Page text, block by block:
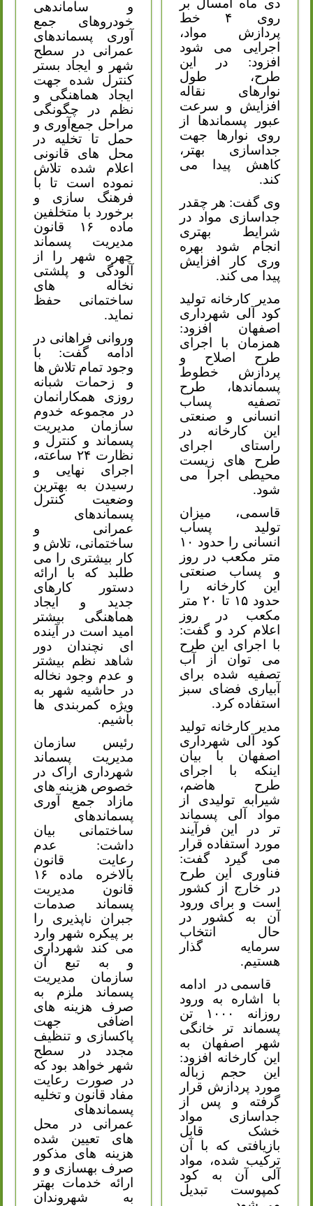
و ساماندهی
خودروهای جمع
آوری پسماندهای
عمرانی در سطح
شهر و ایجاد بستر
کنترل شده جهت
ایجاد هماهنگی و
نظم در چگونگی
مراحل جمع‌آوری و
حمل تا تخلیه در
محل های قانونی
اعلام شده تلاش
نموده است تا با
فرهنگ سازی و
برخورد با متخلفین
ماده ۱۶ قانون
مدیریت پسماند
چهره شهر را از
آلودگی و پلشتی
نخاله های
ساختمانی حفظ
نماید.
وروانی فراهانی در
ادامه گفت: با
وجود تمام تلاش ها
و زحمات شبانه
روزی همکارانمان
در مجموعه خدوم
سازمان مدیریت
پسماند و کنترل و
نظارت ۲۴ ساعته،
اجرای نهایی و
رسیدن به بهترین
وضعیت کنترل
پسماندهای
عمرانی و
ساختمانی، تلاش و
کار بیشتری را می
طلبد که با ارائه
دستور کارهای
جدید و ایجاد
هماهنگی بیشتر
امید است در آینده
ای نچندان دور
شاهد نظم بیشتر
و عدم وجود نخاله
در حاشیه شهر به
ویژه کمربندی ها
باشیم.
رئیس سازمان
مدیریت پسماند
شهرداری اراک در
خصوص هزینه های
مازاد جمع آوری
پسماندهای
ساختمانی بیان
داشت: عدم
رعایت قانون
بالاخره ماده ۱۶
قانون مدیریت
پسماند صدمات
جبران ناپذیری را
بر پیکره شهر وارد
می کند شهرداری
و به تبع آن
سازمان مدیریت
پسماند ملزم به
صرف هزینه های
اضافی جهت
پاکسازی و تنظیف
مجدد در سطح
شهر خواهد بود که
در صورت رعایت
مفاد قانون و تخلیه
پسماندهای
عمرانی در محل
های تعیین شده
هزینه های مذکور
صرف بهسازی و و
ارائه خدمات بهتر
به شهروندان
دی ماه امسال بر
روی ۴ خط
پردازش مواد،
اجرایی می شود
افزود: در این
طرح، طول
نوارهای نقاله
افزایش و سرعت
عبور پسماندها از
روی نوارها جهت
جداسازی بهتر،
کاهش پیدا می
کند.
وی گفت: هر چقدر
جداسازی مواد در
شرایط بهتری
انجام شود بهره
وری کار افزایش
پیدا می کند.
مدیر کارخانه تولید
کود آلی شهرداری
اصفهان افزود:
همزمان با اجرای
طرح اصلاح و
پردازش خطوط
پسماندها، طرح
تصفیه پساب
انسانی و صنعتی
این کارخانه در
راستای اجرای
طرح های زیست
محیطی اجرا می
شود.
قاسمی، میزان
تولید پساب
انسانی را حدود ۱۰
متر مکعب در روز
و پساب صنعتی
این کارخانه را
حدود ۱۵ تا ۲۰ متر
مکعب در روز
اعلام کرد و گفت:
با اجرای این طرح
می توان از آب
تصفیه شده برای
آبیاری فضای سبز
استفاده کرد.
مدیر کارخانه تولید
کود آلی شهرداری
اصفهان با بیان
اینکه با اجرای
طرح هاضم،
شیرابه تولیدی از
مواد آلی پسماند
تر در این فرآیند
مورد استفاده قرار
می گیرد گفت:
فناوری این طرح
در خارج از کشور
است و برای ورود
آن به کشور در
حال انتخاب
سرمایه گذار
هستیم.
قاسمی در ادامه
با اشاره به ورود
روزانه ۱۰۰۰ تن
پسماند تر خانگی
شهر اصفهان به
این کارخانه افزود:
این حجم زباله
مورد پردازش قرار
گرفته و پس از
جداسازی مواد
خشک قابل
بازیافتی که با آن
ترکیب شده، مواد
آلی آن به کود
کمپوست تبدیل